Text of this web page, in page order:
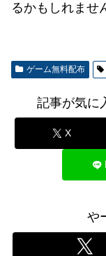
るかもしれませ
ゲーム無料配布
記事が気に
X
や